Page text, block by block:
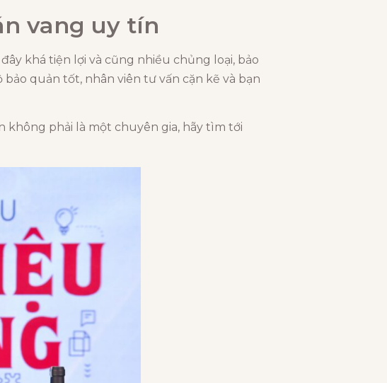
vang uy tín
khá tiện lợi và cũng nhiều chủng loại, bảo
quản tốt, nhân viên tư vấn cặn kẽ và bạn
không phải là một chuyên gia, hãy tìm tới